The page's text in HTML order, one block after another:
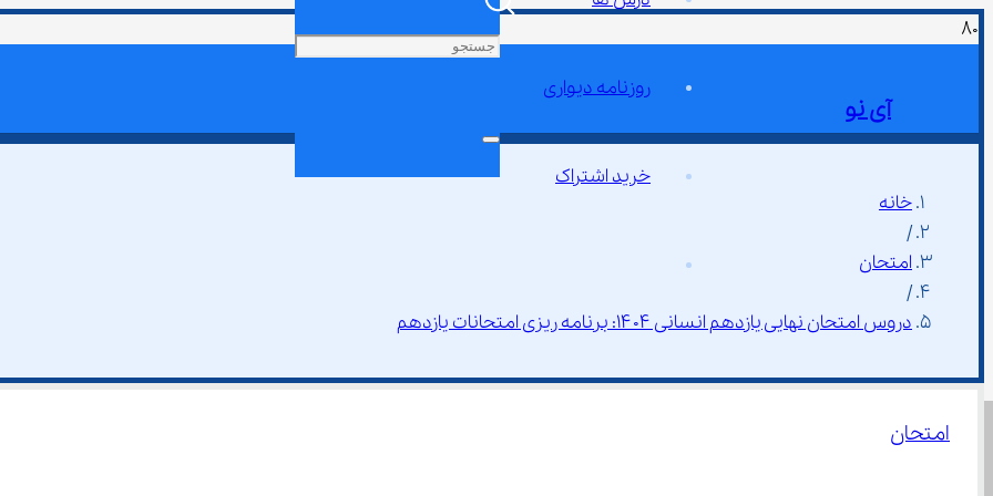
آی نو
روزنامه دیواری
خرید اشتراک
خانه
/
امتحان
/
دروس امتحان نهایی یازدهم انسانی ۱۴۰۴: برنامه ریزی امتحانات یازدهم
امتحان